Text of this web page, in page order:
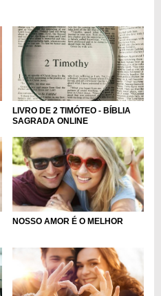
LIVRO DE 2 TIMÓTEO - BÍBLIA
SAGRADA ONLINE
NOSSO AMOR É O MELHOR